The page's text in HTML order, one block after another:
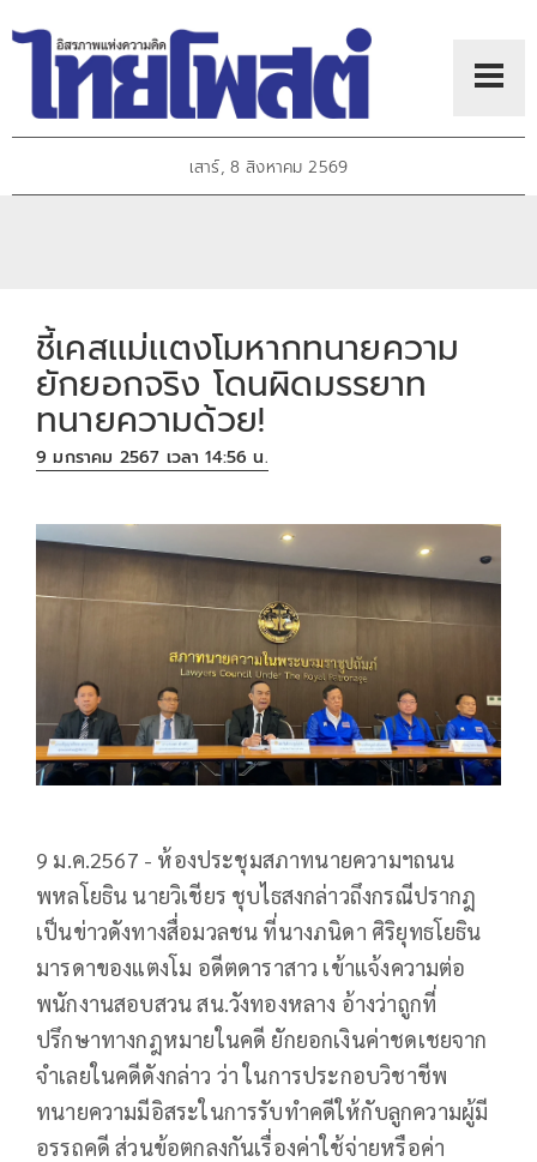
เสาร์, 8 สิงหาคม 2569
ชี้เคสเเม่เเตงโมหากทนายความ
ยักยอกจริง โดนผิดมรรยาท
ทนายความด้วย!
9 มกราคม 2567 เวลา 14:56 น.
9 ม.ค.2567 - ห้องประชุมสภาทนายความฯถนน
พหลโยธิน นายวิเชียร ชุบไธสงกล่าวถึงกรณีปรากฎ
เป็นข่าวดังทางสื่อมวลชน ที่นางภนิดา ศิริยุทธโยธิน
มารดาของแตงโม อดีตดาราสาว เข้าแจ้งความต่อ
พนักงานสอบสวน สน.วังทองหลาง อ้างว่าถูกที่
ปรึกษาทางกฎหมายในคดี ยักยอกเงินค่าชดเชยจาก
จำเลยในคดีดังกล่าว ว่า ในการประกอบวิชาชีพ
ทนายความมีอิสระในการรับทำคดีให้กับลูกความผู้มี
อรรถคดี ส่วนข้อตกลงกันเรื่องค่าใช้จ่ายหรือค่า